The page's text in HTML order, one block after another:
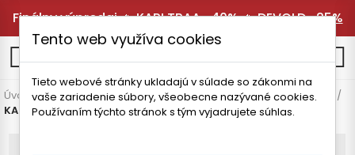
Finálny výpredaj 🔥KARI TRAA -40%🔥DEVOLD -25%
Úvodná stránka Dámske oblečenie Tričká a košele
Tričká
KARI TRAA LEAH DÁMSKE TRIČKO
Tento web využíva cookies
Tieto webové stránky ukladajú v súlade so zákonmi na
vaše zariadenie súbory, všeobecne nazývané cookies.
Používaním týchto stránok s tým vyjadrujete súhlas.